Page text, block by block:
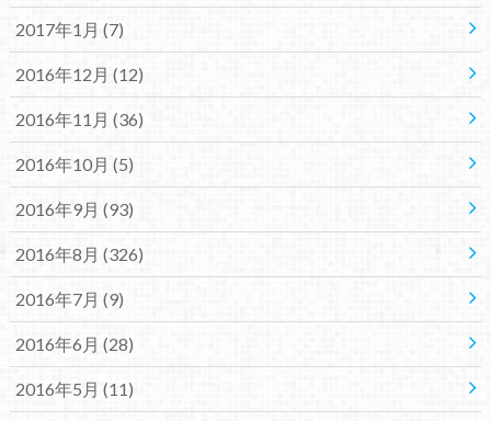
2017年1月 (7)
2016年12月 (12)
2016年11月 (36)
2016年10月 (5)
2016年9月 (93)
2016年8月 (326)
2016年7月 (9)
2016年6月 (28)
2016年5月 (11)